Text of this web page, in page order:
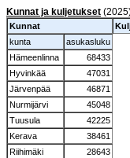
Kunnat ja kuljetukset
Kunnat
kunta
asukasluku
Hämeenlinna
68433
Hyvinkää
47031
Järvenpää
46871
Nurmijärvi
45048
Tuusula
42225
Kerava
38461
Riihimäki
28643